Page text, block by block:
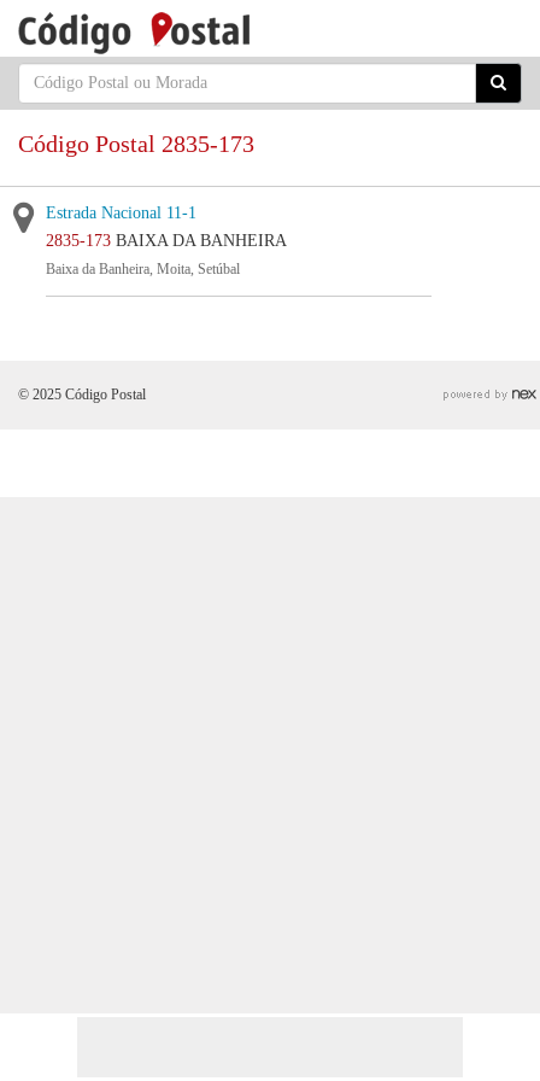
Código Postal 2835-173
Estrada Nacional 11-1
2835-173 BAIXA DA BANHEIRA
Baixa da Banheira, Moita, Setúbal
© 2025 Código Postal